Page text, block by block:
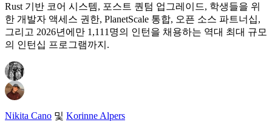
Rust 기반 코어 시스템, 포스트 퀀텀 업그레이드, 학생들을 위
한 개발자 액세스 권한, PlanetScale 통합, 오픈 소스 파트너십,
그리고 2026년에만 1,111명의 인턴을 채용하는 역대 최대 규모
의 인턴십 프로그램까지.
Nikita Cano 및 Korinne Alpers